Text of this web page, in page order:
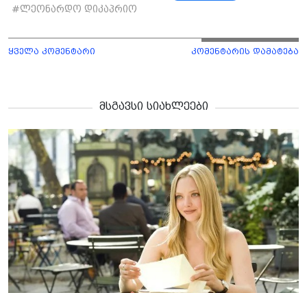
#ლეონარდო დიკაპრიო
ყველა კომენტარი კომენტარის დამატება
მსგავსი სიახლეები